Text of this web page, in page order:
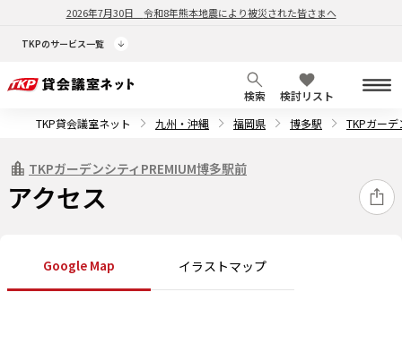
2026年7月30日 令和8年熊本地震により被災された皆さまへ
TKPのサービス一覧
検索
検討リスト
TKP貸会議室ネット
九州・沖縄 福岡県 博多駅 TKPガーデ
TKPガーデンシティPREMIUM博多駅前
アクセス
Google Map イラストマップ